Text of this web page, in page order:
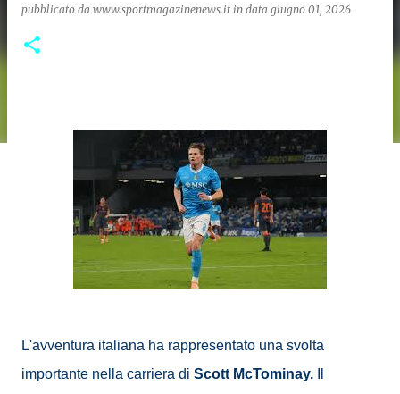
pubblicato da www.sportmagazinenews.it in data giugno 01, 2026
L'avventura italiana ha rappresentato una svolta
importante nella carriera di Scott McTominay.